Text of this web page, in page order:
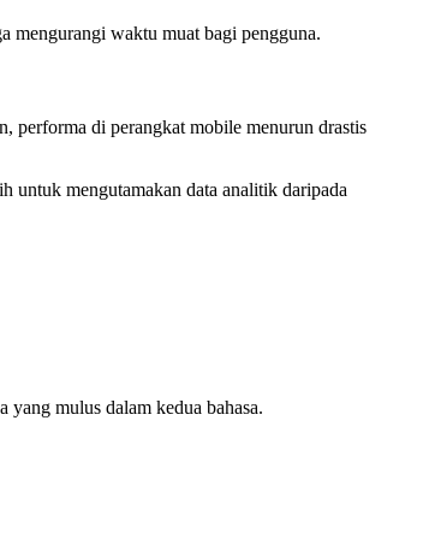
mengurangi waktu muat bagi pengguna.
performa di perangkat mobile menurun drastis
untuk mengutamakan data analitik daripada
yang mulus dalam kedua bahasa.